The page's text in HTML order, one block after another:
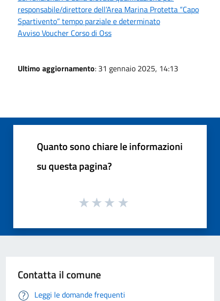
responsabile/direttore dell’Area Marina Protetta “Capo
Spartivento” tempo parziale e determinato
Avviso Voucher Corso di Oss
Ultimo aggiornamento: 31 gennaio 2025, 14:13
Quanto sono chiare le informazioni
su questa pagina?
Contatta il comune
Leggi le domande frequenti